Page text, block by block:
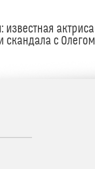
актриса
скандала с Олегом